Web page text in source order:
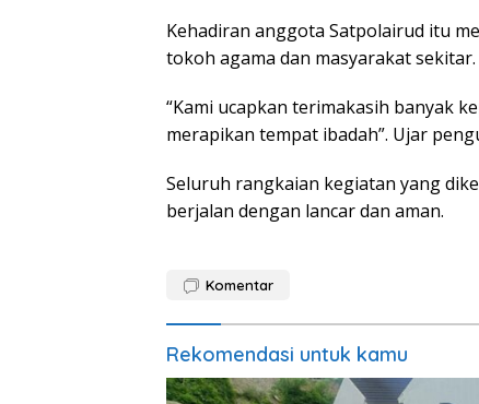
Kehadiran anggota Satpolairud itu
tokoh agama dan masyarakat sekitar.
“Kami ucapkan terimakasih banyak
merapikan tempat ibadah”. Ujar
Seluruh rangkaian kegiatan yang
berjalan dengan lancar dan aman.
Komentar
Rekomendasi untuk kamu